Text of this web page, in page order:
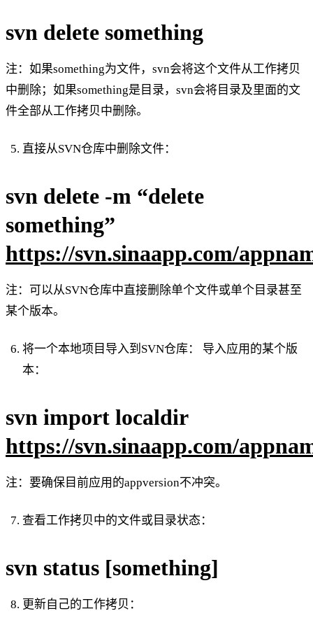
svn delete something
注：如果something为文件，svn会将这个文件从工作拷贝
中删除；如果something是目录，svn会将目录及里面的文
件全部从工作拷贝中删除。
直接从SVN仓库中删除文件：
svn delete -m “delete
something”
https://svn.sinaapp.com/
注：可以从SVN仓库中直接删除单个文件或单个目录甚至
某个版本。
将一个本地项目导入到SVN仓库： 导入应用的某个版
本：
svn import localdir
https://svn.sinaapp.com/
注：要确保目前应用的appversion不冲突。
查看工作拷贝中的文件或目录状态：
svn status [something]
更新自己的工作拷贝：